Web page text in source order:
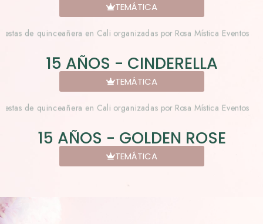
TEMÁTICA
15 AÑOS - CINDERELLA
TEMÁTICA
15 AÑOS - GOLDEN ROSE
TEMÁTICA